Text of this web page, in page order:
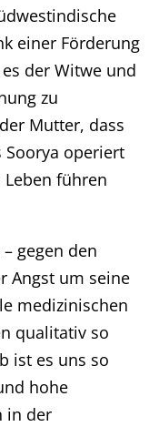
einer Förderung
der Witwe und
zu
Mutter, dass
Soorya operiert
führen
gegen den
Angst um seine
medizinischen
qualitativ so
ist es uns so
hohe
in der